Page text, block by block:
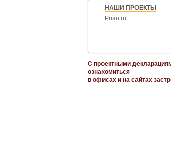
НАШИ ПРОЕКТЫ
Prian.ru
С проектными
ознакомиться
в офисах и на сайтах